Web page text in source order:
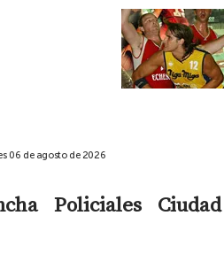
06 de agosto de 2026
Policiales Ciudad